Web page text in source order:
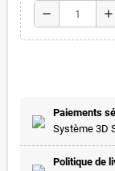
remove add
Paiements
Système 3D
Politique de